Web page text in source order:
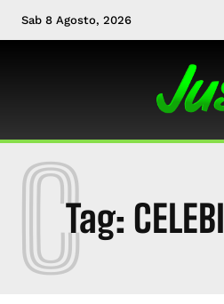
Sab 8 Agosto, 2026
Tag: CELEBI
C